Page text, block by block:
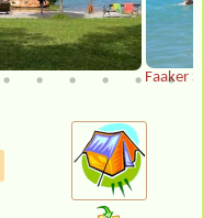
Faaker